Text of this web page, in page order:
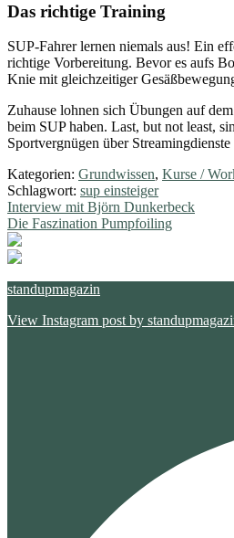
Das richtige Training
SUP-Fahrer lernen niemals aus! Ein
richtige Vorbereitung. Bevor es aufs
Knie mit gleichzeitiger
Zuhause lohnen sich Übungen auf
beim SUP haben. Last, but not least,
Sportvergnügen über Streamingdienste
Kategorien: Grundwissen, Kurse /
Schlagwort: sup einsteiger
Beitragsnavigation
Vorheriger
Beitrag:
Interview mit Björn Dunkerbeck
Nächster
Beitrag:
Die Faszination Pumpfoiling
standupmagazin
View Instagram post by